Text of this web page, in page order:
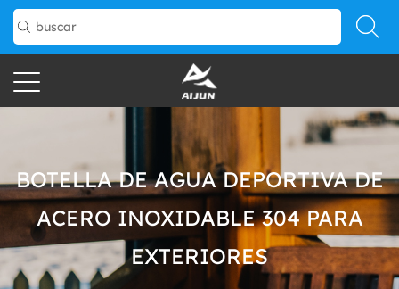
BOTELLA DE AGUA DEPORTIVA DE
ACERO INOXIDABLE 304 PARA
EXTERIORES